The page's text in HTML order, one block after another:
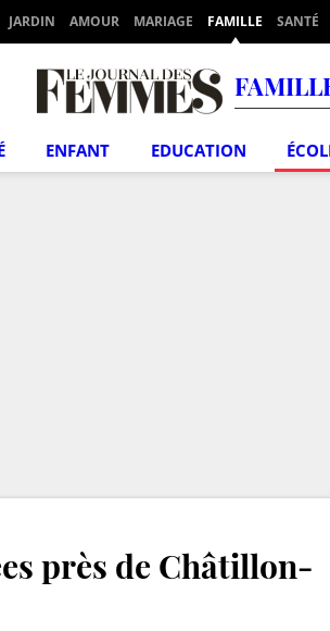
JARDIN AMOUR MARIAGE FAMILLE SANTÉ
ENFANT EDUCATION
près de Châtillon-